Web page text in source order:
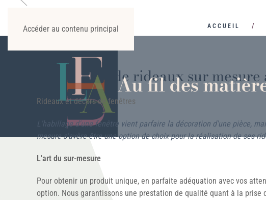
Accéder au contenu principal ACCUEIL
Confection de rideaux sur
Rideaux et décors de fenêtres
L'habillage d'une fenêtre vient parfaire la décoration d'une pièce,
mesure s'avère être une option de choix pour la réalisation de ses
L'art du sur-mesure
Pour obtenir un produit unique, en parfaite adéquation avec vos
option. Nous garantissons une prestation de qualité quant à la